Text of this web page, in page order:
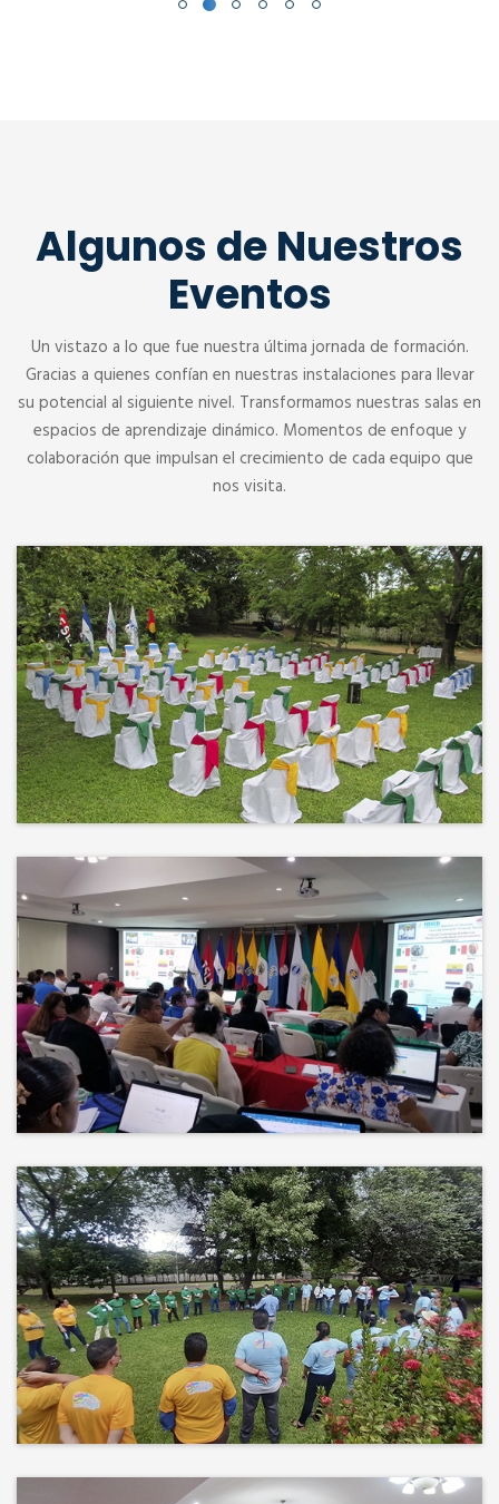
Algunos de Nuestros
Eventos
Un vistazo a lo que fue nuestra última jornada de formación.
Gracias a quienes confían en nuestras instalaciones para llevar
su potencial al siguiente nivel. Transformamos nuestras salas en
espacios de aprendizaje dinámico. Momentos de enfoque y
colaboración que impulsan el crecimiento de cada equipo que
nos visita.
No hay mejor techo que el cielo ni
mejor decorado que la naturaleza.
Más que un auditorio, el corazón
de tu evento